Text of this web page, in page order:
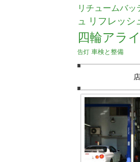
リチュームバッ
ュ
リフレッシ
四輪アラ
告灯 車検と整備